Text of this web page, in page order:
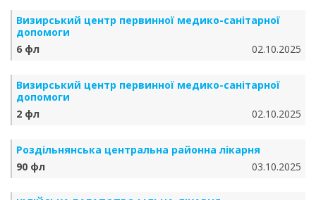
Визирський центр первинної медико-санітарної
допомоги
6 фл
02.10.2025
Визирський центр первинної медико-санітарної
допомоги
2 фл
02.10.2025
Роздільнянська центральна районна лікарня
90 фл
03.10.2025